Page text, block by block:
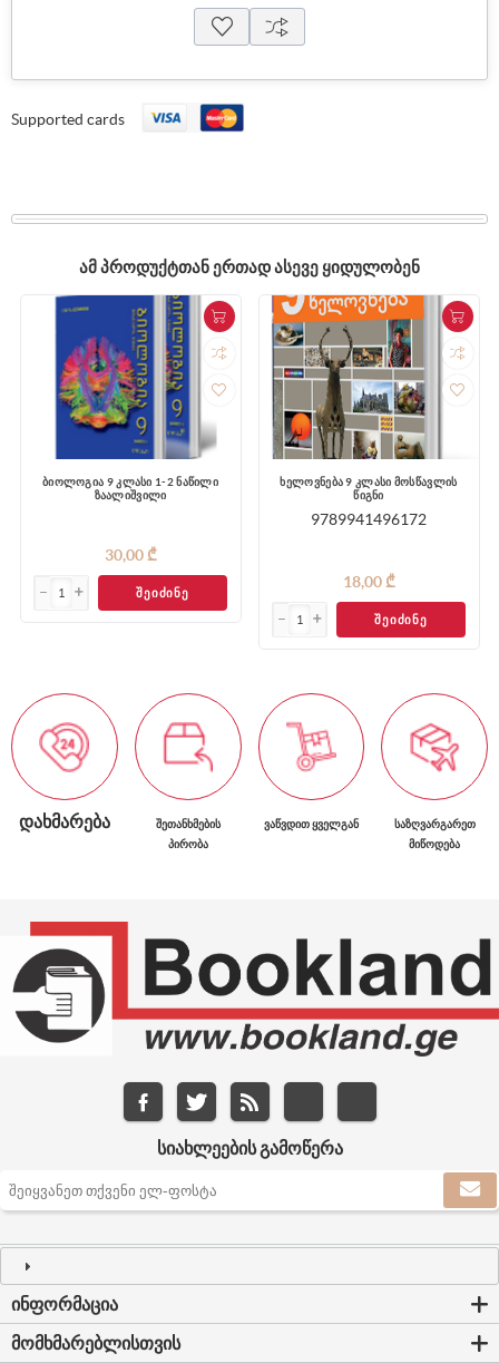
Supported cards
ᲐᲛ ᲞᲠᲝᲓᲣᲥᲢᲗᲐᲜ ᲔᲠᲗᲐᲓ ᲐᲡᲔᲕᲔ ᲧᲘᲓᲣᲚᲝᲑᲔᲜ
ბიოლოგია 9 კლასი 1-2 ნაწილი
ზაალიშვილი
30,00 ₾
ᲨᲔᲘᲫᲘᲜᲔ
ხელოვნება 9 კლასი მოსწავლის
წიგნი
9789941496172
18,00 ₾
ᲨᲔᲘᲫᲘᲜᲔ
ᲓᲐᲮᲛᲐᲠᲔᲑᲐ
ᲨᲔᲗᲐᲜᲮᲛᲔᲑᲘᲡ
ᲞᲘᲠᲝᲑᲐ
ᲕᲐᲬᲕᲓᲘᲗ ᲧᲕᲔᲚᲒᲐᲜ
ᲡᲐᲖᲦᲕᲐᲠᲒᲐᲠᲔᲗ
ᲛᲘᲬᲝᲓᲔᲑᲐ
ᲡᲘᲐᲮᲚᲔᲔᲑᲘᲡ ᲒᲐᲛᲝᲬᲔᲠᲐ
ᲘᲜᲤᲝᲠᲛᲐᲪᲘᲐ
ᲛᲝᲛᲮᲛᲐᲠᲔᲑᲚᲘᲡᲗᲕᲘᲡ